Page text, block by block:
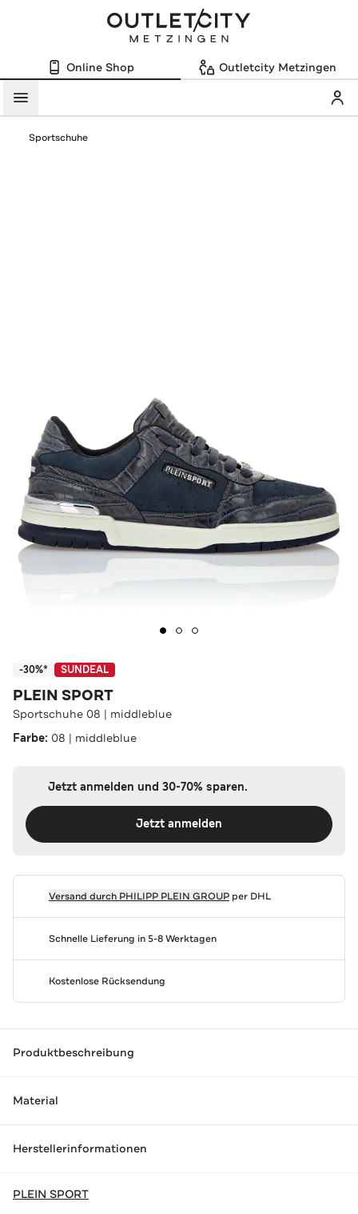
Online Shop Outletcity Metzingen
Menü
Sportschuhe
-30%* SUNDEAL
PLEIN SPORT
Sportschuhe 08 | middleblue
Farbe: 08 | middleblue
Jetzt anmelden und 30-70% sparen.
Jetzt anmelden
Versand durch PHILIPP PLEIN GROUPper DHL
Schnelle Lieferung in 5-8 Werktagen
Kostenlose Rücksendung
Produktbeschreibung
Material
Herstellerinformationen
PLEIN SPORT